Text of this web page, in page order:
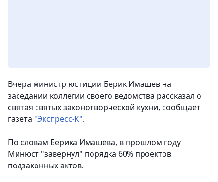
Вчера министр юстиции Берик Имашев на
заседании коллегии своего ведомства рассказал о
святая святых законотворческой кухни, сообщает
газета "Экспресс-К".
По словам Берика Имашева, в прошлом году
Минюст "завернул" порядка 60% проектов
подзаконных актов.